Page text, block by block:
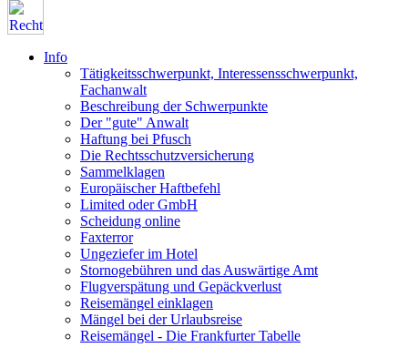
Info
Tätigkeitsschwerpunkt, Interessensschwerpunkt,
Fachanwalt
Beschreibung der Schwerpunkte
Der "gute" Anwalt
Haftung bei Pfusch
Die Rechtsschutzversicherung
Sammelklagen
Europäischer Haftbefehl
Limited oder GmbH
Scheidung online
Faxterror
Ungeziefer im Hotel
Stornogebühren und das Auswärtige Amt
Flugverspätung und Gepäckverlust
Reisemängel einklagen
Mängel bei der Urlaubsreise
Reisemängel - Die Frankfurter Tabelle